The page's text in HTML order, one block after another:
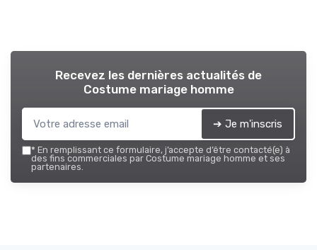
Recevez les dernières actualités de
Costume mariage homme
➔ Je m'inscris
* En remplissant ce formulaire, j’accepte d’être contacté(e) à
des fins commerciales par Costume mariage homme et ses
partenaires.